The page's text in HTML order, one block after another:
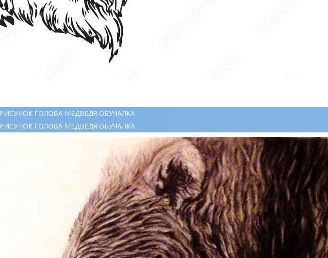
РИСУНОК ГОЛОВА МЕДВЕДЯ ОБУЧАЛКА
РИСУНОК ГОЛОВА МЕДВЕДЯ ОБУЧАЛКА